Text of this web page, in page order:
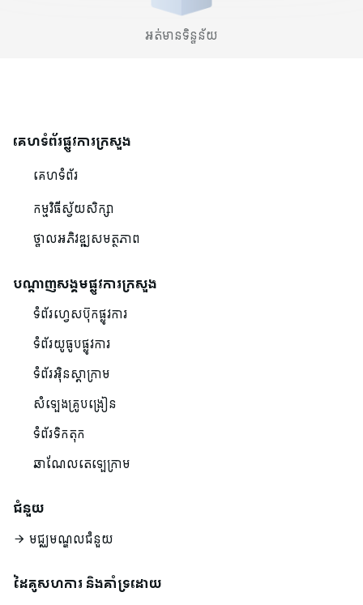
អត់មានទិន្នន័យ
គេហទំព័រផ្លូវការក្រសួង
គេហទំព័រ
កម្មវិធីស្វ័យសិក្សា
ថ្នាលអភិវឌ្ឍសមត្ថភាព
បណ្ដាញសង្គមផ្លូវការក្រសួង
ទំព័រហ្វេសប៊ុកផ្លូវការ
ទំព័រយូធូបផ្លូវការ
ទំព័រអ៊ិនស្តាក្រាម
សំឡេងគ្រូបង្រៀន
ទំព័រទិកតុក
ឆាណែលតេឡេក្រាម
ជំនួយ
មជ្ឈមណ្ឌលជំនួយ
ដៃគូសហការ និងគាំទ្រដោយ